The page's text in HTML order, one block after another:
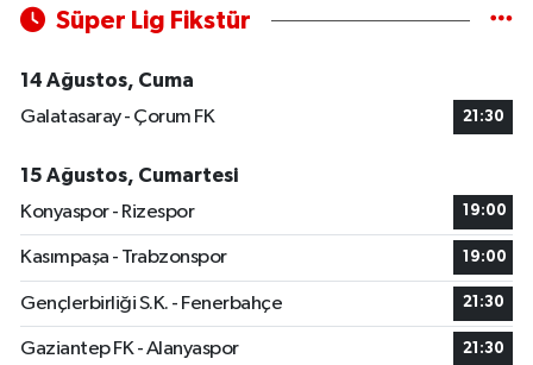
Süper Lig Fikstür
14 Ağustos, Cuma
Galatasaray - Çorum FK
21:30
15 Ağustos, Cumartesi
Konyaspor - Rizespor
19:00
Kasımpaşa - Trabzonspor 19:00
Gençlerbirliği S.K. - Fenerbahçe 21:30
Gaziantep FK - Alanyaspor 21:30